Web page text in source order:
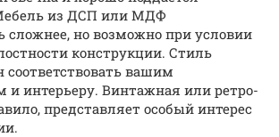
из ДСП или МДФ
сложнее, но возможно при условии
конструкции. Стиль
вашим
и интерьеру. Винтажная или ретро-
представляет особый интерес